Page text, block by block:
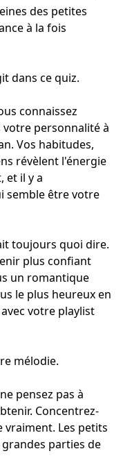
des petites
à la fois
dans ce quiz.
connaissez
personnalité à
Vos habitudes,
révèlent l'énergie
et il y a
semble être votre
toujours quoi dire.
plus confiant
un romantique
le plus heureux en
votre playlist
mélodie.
pensez pas à
Concentrez-
vraiment. Les petits
parties de